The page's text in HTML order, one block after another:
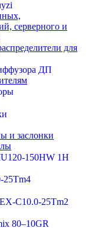
серверного и
для
и заслонки